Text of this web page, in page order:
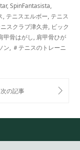
,SpinFantasista,
, テニスエルボー, テニス
スクラブ津久井, ビック
甲骨はがし, 肩甲骨ひが
ン, ＃テニスのトレーニ